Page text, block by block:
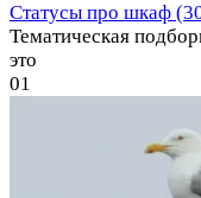
Статусы про шкаф
Тематическая
это
01